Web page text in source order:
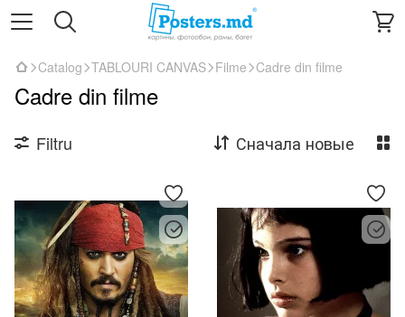
Catalog TABLOURI CANVAS Filme Cadre din filme
Cadre din filme
Filtru Сначала новые